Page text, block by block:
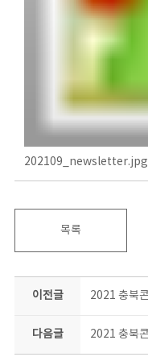
202109_newsletter.jpg
목록
이전글
다음글